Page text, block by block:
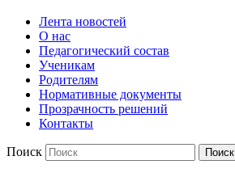
Лента новостей
О нас
Педагогический состав
Ученикам
Родителям
Нормативные документы
Прозрачность решений
Контакты
Поиск Поиск